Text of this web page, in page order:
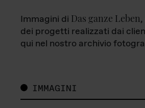
Immagini di Das ganze Leben
dei progetti realizzati dai
qui nel nostro archivio
IMMAGINI